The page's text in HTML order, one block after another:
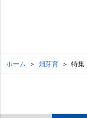
ホーム 畑芽育 特集